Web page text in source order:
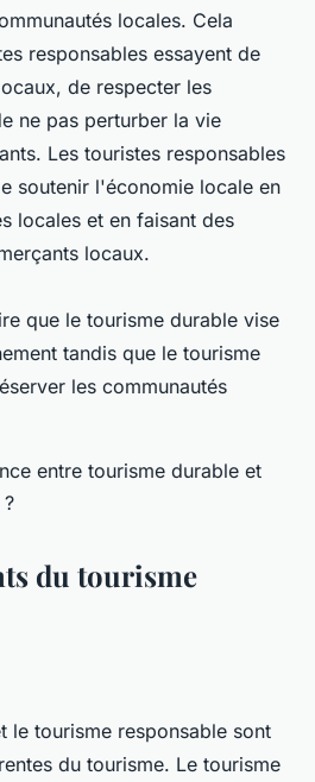
locales. Cela
responsables essayent de
de respecter les
ne pas perturber la vie
Les touristes responsables
soutenir l'économie locale en
locales et en faisant des
locaux.
que le tourisme durable vise
tandis que le tourisme
les communautés
du tourisme
le tourisme responsable sont
du tourisme. Le tourisme